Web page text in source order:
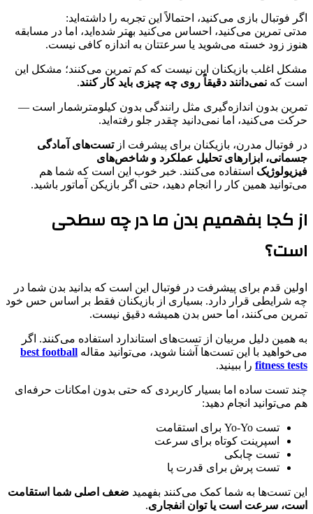
اگر فوتبال بازی می‌کنید، احتمالاً این تجربه را داشته‌اید:
مدتی تمرین می‌کنید، احساس می‌کنید بهتر شده‌اید، اما در مسابقه
هنوز زود خسته می‌شوید یا سرعتتان به اندازه کافی نیست.
مشکل اغلب بازیکنان این نیست که کم تمرین می‌کنند؛ مشکل این
است که نمی‌دانند دقیقاً روی چه چیزی باید کار کنند.
تمرین بدون اندازه‌گیری مثل رانندگی بدون کیلومترشمار است —
حرکت می‌کنید، اما نمی‌دانید چقدر جلو رفته‌اید.
در فوتبال مدرن، بازیکنان برای پیشرفت ازتست‌های آمادگی
جسمانی، ابزارهای تحلیل عملکرد و شاخص‌های
فیزیولوژیک استفاده می‌کنند. خبر خوب این است که شما هم
می‌توانید همین کار را انجام دهید، حتی اگر بازیکن آماتور باشید.
از کجا بفهمیم بدن ما در چه سطحی
است؟
اولین قدم برای پیشرفت در فوتبال این است که بدانید بدن شما در
چه شرایطی قرار دارد. بسیاری از بازیکنان فقط بر اساس حس خود
تمرین می‌کنند، اما حس بدن همیشه دقیق نیست.
به همین دلیل مربیان از تست‌های استاندارد استفاده می‌کنند. اگر
می‌خواهید با این تست‌ها آشنا شوید، می‌توانید مقاله best football
fitness tests را ببینید.
چند تست ساده اما بسیار کاربردی که حتی بدون امکانات حرفه‌ای
هم می‌توانید انجام دهید:
تست Yo-Yo برای استقامت
اسپرینت کوتاه برای سرعت
تست چابکی
تست پرش برای قدرت پا
این تست‌ها به شما کمک می‌کنند بفهمید ضعف اصلی شما استقامت
است، سرعت است یا توان انفجاری.